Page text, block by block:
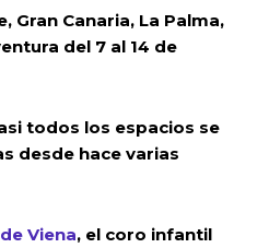
Gran Canaria, La Palma,
del 7 al 14 de
todos los espacios se
desde hace varias
Viena, el coro infantil